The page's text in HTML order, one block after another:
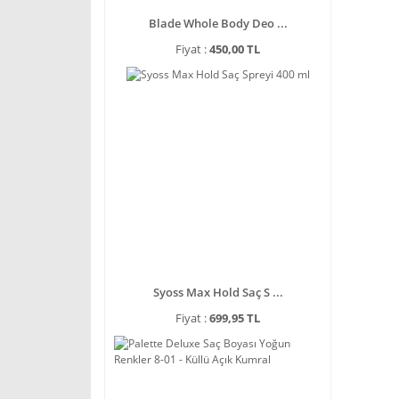
Blade Whole Body Deo ...
Fiyat :450,00 TL
Syoss Max Hold Saç S ...
Fiyat :699,95 TL